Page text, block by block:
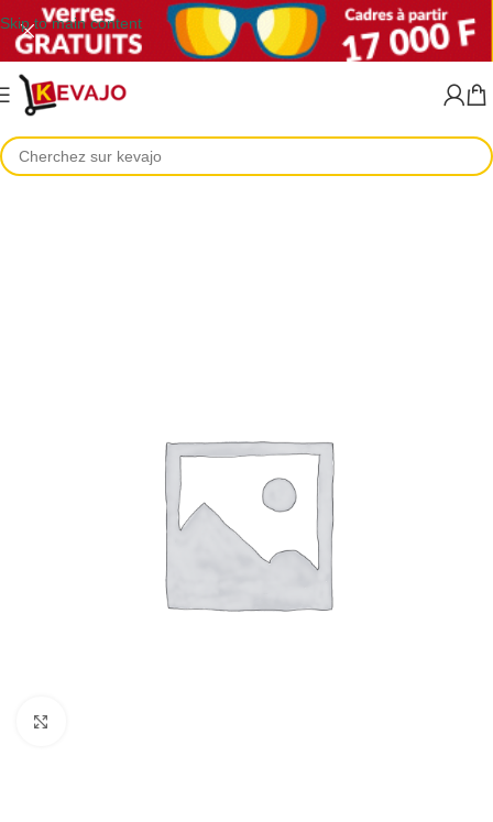
Skip to main content
Accueil Lunettes de vue Lunettes de vue femme